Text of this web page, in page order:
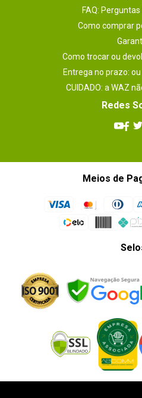
FAQ:
Como comprar
Como trocar ou
Entrega no prazo:
CUIDADO: a WAZ
Redes
Meios de